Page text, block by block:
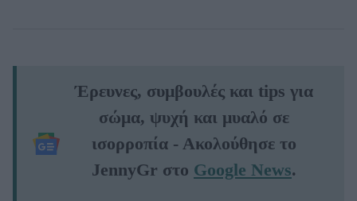
Έρευνες, συμβουλές και tips για
σώμα, ψυχή και μυαλό σε
ισορροπία - Ακολούθησε το
JennyGr στο Google News.